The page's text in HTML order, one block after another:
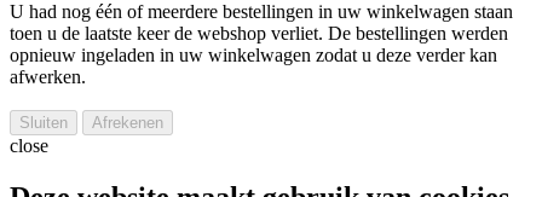
U had nog één of meerdere bestellingen in uw winkelwagen staan
toen u de laatste keer de webshop verliet. De bestellingen werden
opnieuw ingeladen in uw winkelwagen zodat u deze verder kan
afwerken.
close